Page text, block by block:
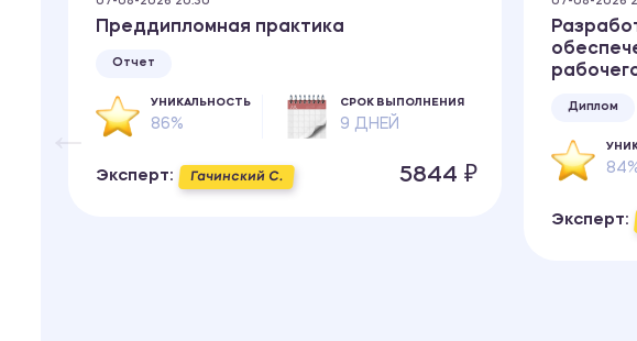
Преддипломная практика
Отчет
УНИКАЛЬНОСТЬ
86%
СРОК ВЫПОЛНЕНИЯ
9 ДНЕЙ
Эксперт: Гачинский С. 5844 ₽
Диплом
Эксперт: